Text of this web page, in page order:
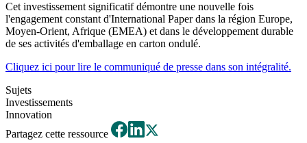
Cet investissement significatif démontre une nouvelle fois
l'engagement constant d'International Paper dans la région Europe,
Moyen-Orient, Afrique (EMEA) et dans le développement durable
de ses activités d'emballage en carton ondulé.
Cliquez ici pour lire le communiqué de presse dans son intégralité.
Sujets
Investissements
Innovation
Partagez cette ressource